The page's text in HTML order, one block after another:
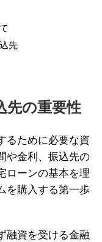
先
先の重要性
るために必要な資
や金利、振込先の
ローンの基本を理
を購入する第一歩
融資を受ける金融